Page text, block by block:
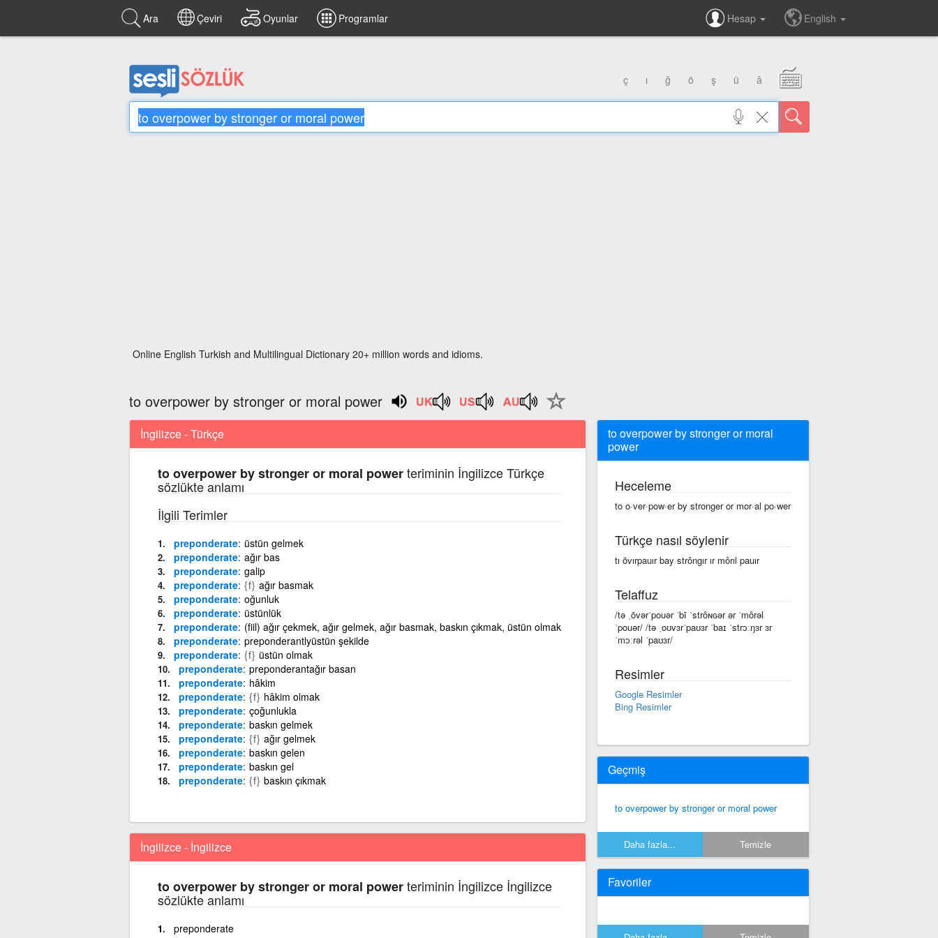
Ara Çeviri Oyunlar Programlar Hesap English
ç ı ğ ö ş ü â
Online English Turkish and Multilingual Dictionary 20+ million words and idioms.
to overpower by stronger or moral power
İngilizce - Türkçe
to overpower by stronger or moral powerteriminin İngilizce Türkçe
sözlükte anlamı
İlgili Terimler
preponderate üstün gelmek
preponderate ağır bas
preponderate galip
preponderate {f} ağır basmak
preponderate oğunluk
preponderate üstünlük
preponderate (fiil) ağır çekmek, ağır gelmek, ağır basmak, baskın çıkmak, üstün olmak
preponderate preponderantlyüstün şekilde
preponderate {f} üstün olmak
preponderate preponderantağır basan
preponderate hâkim
preponderate {f} hâkim olmak
preponderate çoğunlukla
preponderate baskın gelmek
preponderate {f} ağır gelmek
preponderate baskın gelen
preponderate baskın gel
preponderate {f} baskın çıkmak
İngilizce - İngilizce
to overpower by stronger or moral powerteriminin İngilizce İngilizce
sözlükte anlamı
preponderate
to overpower by stronger or moral
power
Heceleme
to o·ver·pow·er by stronger or mor·al po·wer
Türkçe nasıl söylenir
tı ōvırpauır bay strôngır ır môrıl pauır
Telaffuz
/tə ˌōvərˈpouər ˈbī ˈstrôɴɢər ər ˈmôrəl
ˈpouər/ /tə ˌoʊvɜrˈpaʊɜr ˈbaɪ ˈstrɔːŋɜr ɜr
ˈmɔːrəl ˈpaʊɜr/
Resimler
Google Resimler
Bing Resimler
Geçmiş
to overpower by stronger or moral power
Daha fazla... Temizle
Favoriler